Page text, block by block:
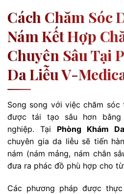
Cách Chăm Sóc
Nám Kết Hợp
Chuyên Sâu Tại
Da Liễu V-
Song song với việc chăm sóc
được tái tạo sâu hơn bằng
nghiệp. Tại Phòng Khám
chuyên gia da liễu sẽ tiến
nám (nám mảng, nám chân
đưa ra phác đồ phù hợp cho
Các phương pháp được